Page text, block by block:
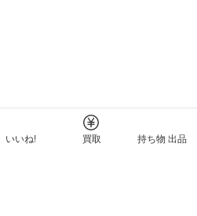
いいね! 買取 持ち物 出品